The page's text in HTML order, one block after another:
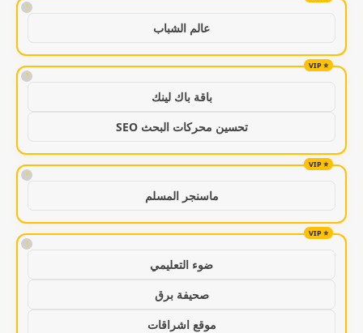
!
عالم الشباب
!
باقة باك لينك
تحسين محركات البحث SEO
!
ماسنجر المسلم
!
ضوء التعليمي
صحيفة برق
موقع اشراقات